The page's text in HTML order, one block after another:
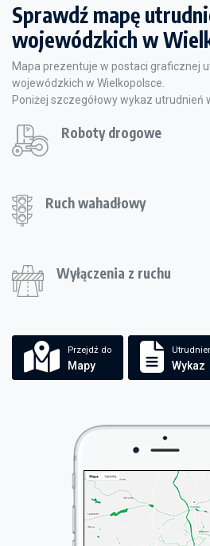
Sprawdź mapę
wojewódzkich w
Mapa prezentuje w postaci graficznej
wojewódzkich w Wielkopolsce.
Poniżej szczegółowy wykaz utrudnień
Roboty drogowe
Ruch wahadłowy
Wyłączenia z ruchu
Przejdź do
Mapy Wykaz